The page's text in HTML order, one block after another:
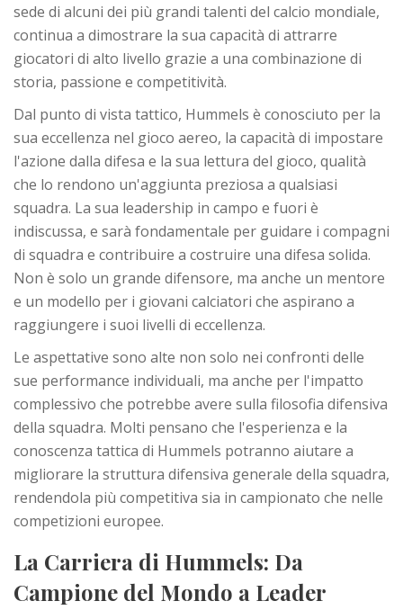
sede di alcuni dei più grandi talenti del calcio mondiale,
continua a dimostrare la sua capacità di attrarre
giocatori di alto livello grazie a una combinazione di
storia, passione e competitività.
Dal punto di vista tattico, Hummels è conosciuto per la
sua eccellenza nel gioco aereo, la capacità di impostare
l'azione dalla difesa e la sua lettura del gioco, qualità
che lo rendono un'aggiunta preziosa a qualsiasi
squadra. La sua leadership in campo e fuori è
indiscussa, e sarà fondamentale per guidare i compagni
di squadra e contribuire a costruire una difesa solida.
Non è solo un grande difensore, ma anche un mentore
e un modello per i giovani calciatori che aspirano a
raggiungere i suoi livelli di eccellenza.
Le aspettative sono alte non solo nei confronti delle
sue performance individuali, ma anche per l'impatto
complessivo che potrebbe avere sulla filosofia difensiva
della squadra. Molti pensano che l'esperienza e la
conoscenza tattica di Hummels potranno aiutare a
migliorare la struttura difensiva generale della squadra,
rendendola più competitiva sia in campionato che nelle
competizioni europee.
La Carriera di Hummels: Da
Campione del Mondo a Leader